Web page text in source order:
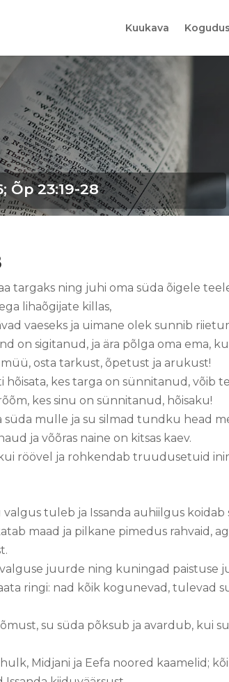
Kuukava Kogudus
Õp 23:19-28
targaks ning juhi oma süda õigele
lihaõgijate killas,
vaeseks ja uimane olek sunnib
on sigitanud, ja ära põlga oma ema,
osta tarkust, õpetust ja arukust!
hõisata, kes targa on sünnitanud, võib
kes sinu on sünnitanud, hõisaku!
süda mulle ja su silmad tundku head
ja võõras naine on kitsas kaev.
röövel ja rohkendab truudusetuid
valgus tuleb ja Issanda auhiilgus koidab
maad ja pilkane pimedus rahvaid,
juurde ning kuningad paistuse
ringi: nad kõik kogunevad, tulevad
su süda põksub ja avardub,
Midjani ja Eefa noored kaamelid;